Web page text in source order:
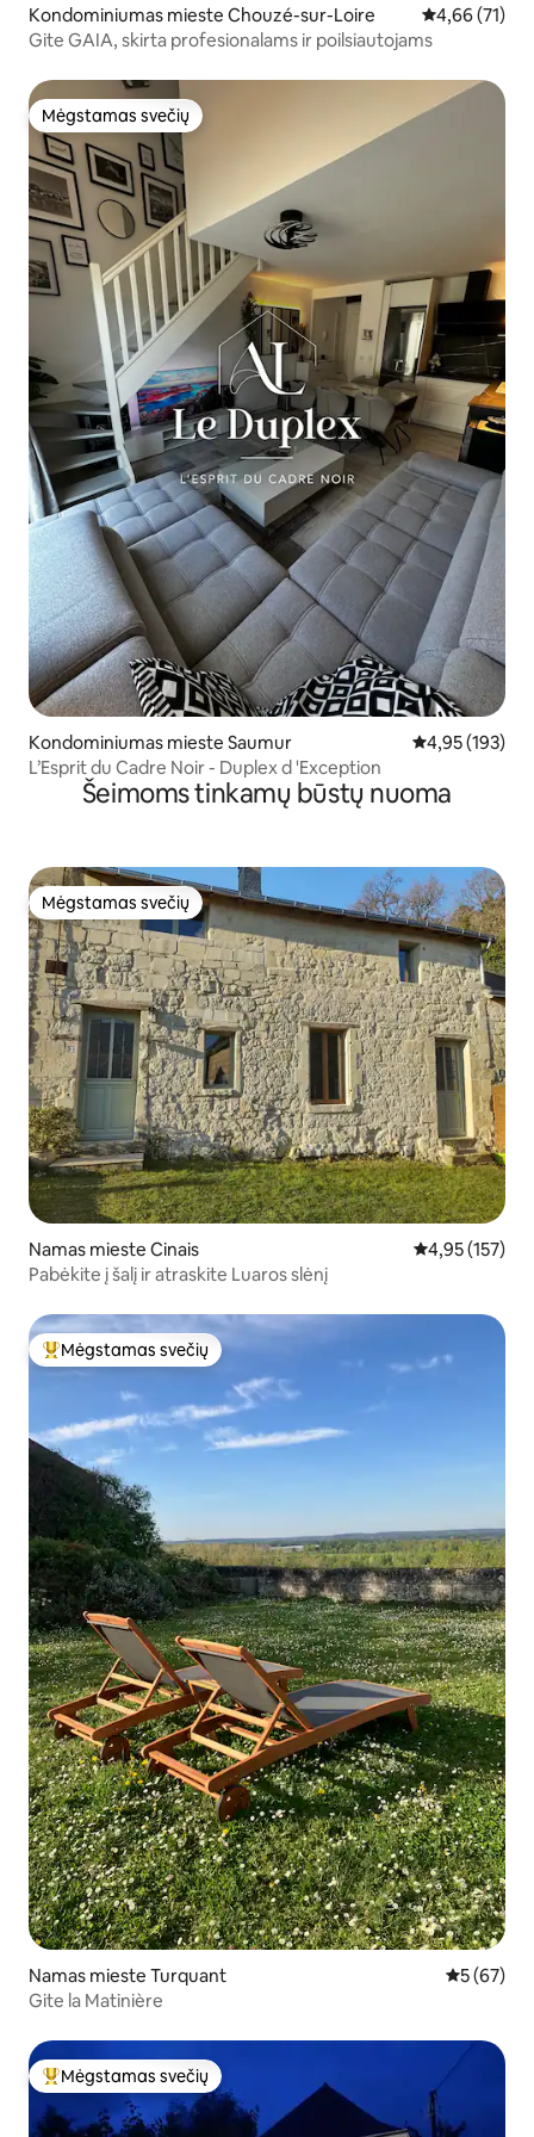
Kondominiumas mieste Chouzé-sur-Loire Vidutinis
4,66 (71)
Gite GAIA, skirta profesionalams ir poilsiautojams
Mėgstamas svečių
Mėgstamas svečių
Kondominiumas mieste Saumur Vidutinis
4,95 (193)
L’Esprit du Cadre Noir - Duplex d 'Exception
Šeimoms tinkamų būstų nuoma
Mėgstamas svečių
Mėgstamas svečių
Namas mieste Cinais Vidutinis
4,95 (157)
Pabėkite į šalį ir atraskite Luaros slėnį
Svečių mėgstamiausias
Mėgstamas svečių
Namas mieste Turquant Vidutinis
5 (67)
Gite la Matinière
Svečių mėgstamiausias
Mėgstamas svečių